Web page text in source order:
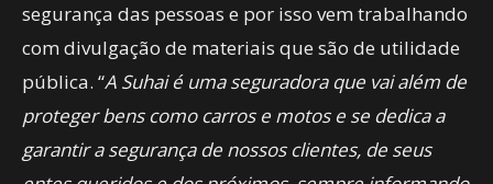
segurança das pessoas e por isso vem trabalhando
com divulgação de materiais que são de utilidade
pública. “A Suhai é uma seguradora que vai além de
proteger bens como carros e motos e se dedica a
garantir a segurança de nossos clientes, de seus